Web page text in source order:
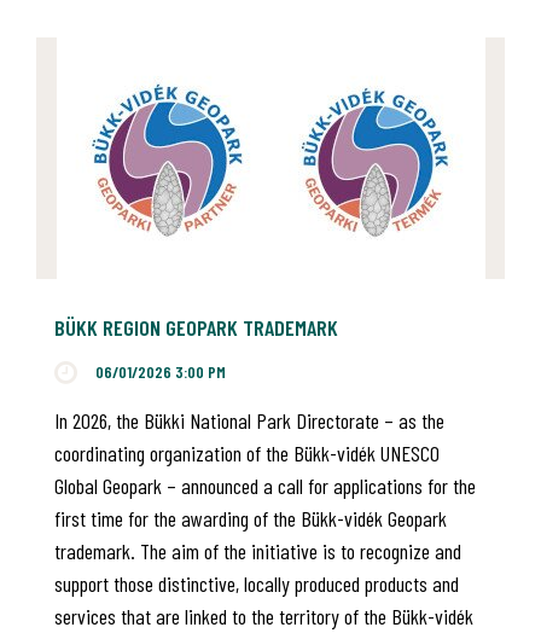
BÜKK REGION GEOPARK TRADEMARK
06/01/2026 3:00 PM
In 2026, the Bükki National Park Directorate – as the
coordinating organization of the Bükk-vidék UNESCO
Global Geopark – announced a call for applications for the
first time for the awarding of the Bükk-vidék Geopark
trademark. The aim of the initiative is to recognize and
support those distinctive, locally produced products and
services that are linked to the territory of the Bükk-vidék